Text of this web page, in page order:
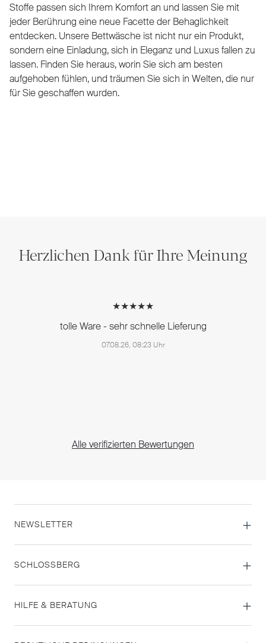
Stoffe passen sich Ihrem Komfort an und lassen Sie mit
jeder Berührung eine neue Facette der Behaglichkeit
entdecken. Unsere Bettwäsche ist nicht nur ein Produkt,
sondern eine Einladung, sich in Eleganz und Luxus fallen zu
lassen. Finden Sie heraus, worin Sie sich am besten
aufgehoben fühlen, und träumen Sie sich in Welten, die nur
für Sie geschaffen wurden.
Herzlichen Dank für Ihre Meinung
★★★★★
tolle Ware - sehr schnelle Lieferung
07.08.26, 08:23 Uhr
Alle verifizierten Bewertungen
NEWSLETTER
SCHLOSSBERG
HILFE & BERATUNG